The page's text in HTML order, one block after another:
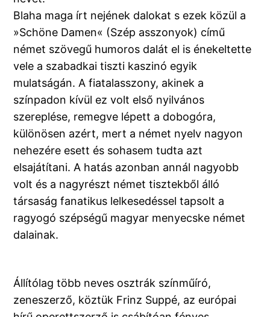
Blaha maga írt nejének dalokat s ezek közül a
»Schöne Damen« (Szép asszonyok) című
német szövegű humoros dalát el is énekeltette
vele a szabadkai tiszti kaszinó egyik
mulatságán. A fiatalasszony, akinek a
színpadon kívül ez volt első nyilvános
szereplése, remegve lépett a dobogóra,
különösen azért, mert a német nyelv nagyon
nehezére esett és sohasem tudta azt
elsajátítani. A hatás azonban annál nagyobb
volt és a nagyrészt német tisztekből álló
társaság fanatikus lelkesedéssel tapsolt a
ragyogó szépségű magyar menyecske német
dalainak.
Állítólag több neves osztrák színműíró,
zeneszerző, köztük Frinz Suppé, az európai